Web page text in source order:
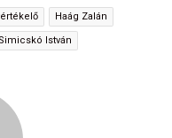
Haág Zalán
Simicskó István